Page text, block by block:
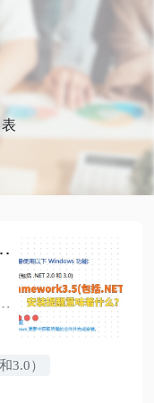
安装提醒意味着什么？
3.0）